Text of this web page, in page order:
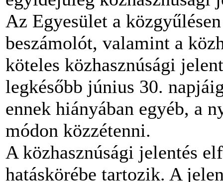
Az Egyesület a
beszámolót, valamint a
köteles közhasznúsági
legkésőbb június 30.
ennek hiányában egyéb, a
módon közzétenni.
A közhasznúsági jelentés
hatáskörébe tartozik. A